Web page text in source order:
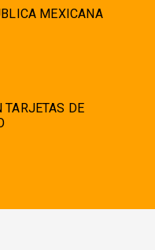
MEXICANA
TARJETAS DE